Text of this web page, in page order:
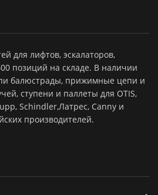
для лифтов, эскалаторов,
позиций на складе. В наличии
балюстрады, прижимные цепи и
ступени и паллеты для OTIS,
Schindler,Латрес, Canny и
производителей.